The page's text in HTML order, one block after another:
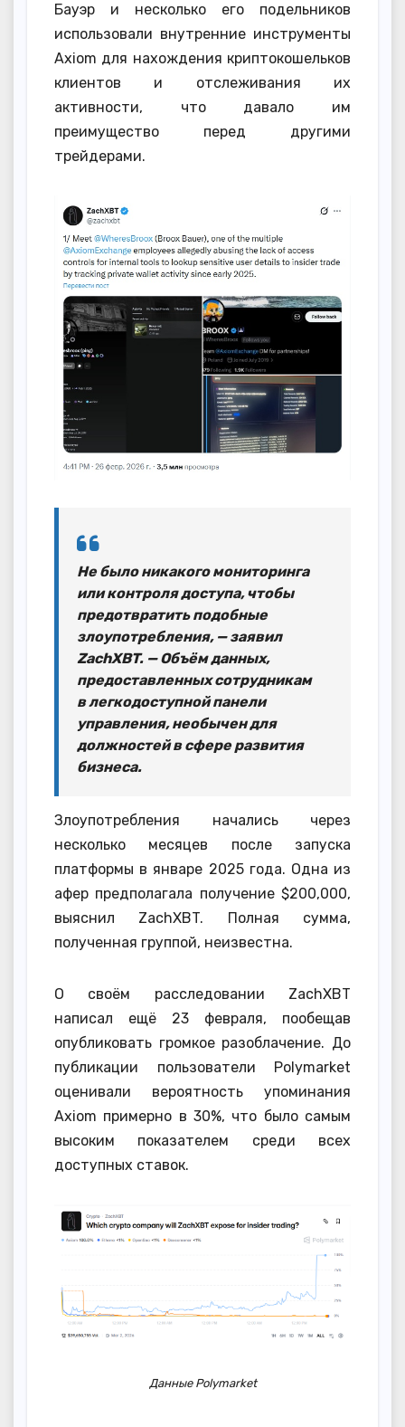
Бауэр и несколько его подельников
использовали внутренние инструменты
Axiom для нахождения криптокошельков
клиентов и отслеживания их
активности, что давало им
преимущество перед другими
трейдерами.
Не было никакого мониторинга
или контроля доступа, чтобы
предотвратить подобные
злоупотребления, — заявил
ZachXBT. — Объём данных,
предоставленных сотрудникам
в легкодоступной панели
управления, необычен для
должностей в сфере развития
бизнеса.
Злоупотребления начались через
несколько месяцев после запуска
платформы в январе 2025 года. Одна из
афер предполагала получение $200,000,
выяснил ZachXBT. Полная сумма,
полученная группой, неизвестна.
О своём расследовании ZachXBT
написал ещё 23 февраля, пообещав
опубликовать громкое разоблачение. До
публикации пользователи Polymarket
оценивали вероятность упоминания
Axiom примерно в 30%, что было самым
высоким показателем среди всех
доступных ставок.
Данные Polymarket